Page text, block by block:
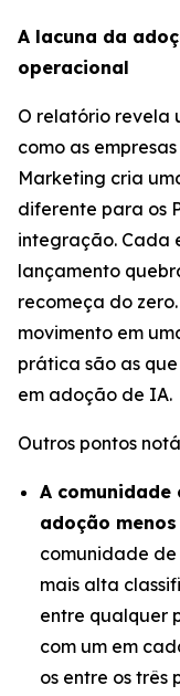
A lacuna da
operacional
O relatório revela
como as
Marketing cria
diferente para os
integração. Cada
lançamento
recomeça do
movimento em
prática são as
em adoção de IA.
Outros pontos
A
adoção
comunidade
mais alta
entre qualquer
com um em
os entre os três